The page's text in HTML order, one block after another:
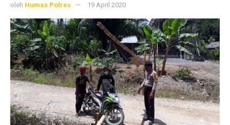
oleh Humas Polres 19 April 2020